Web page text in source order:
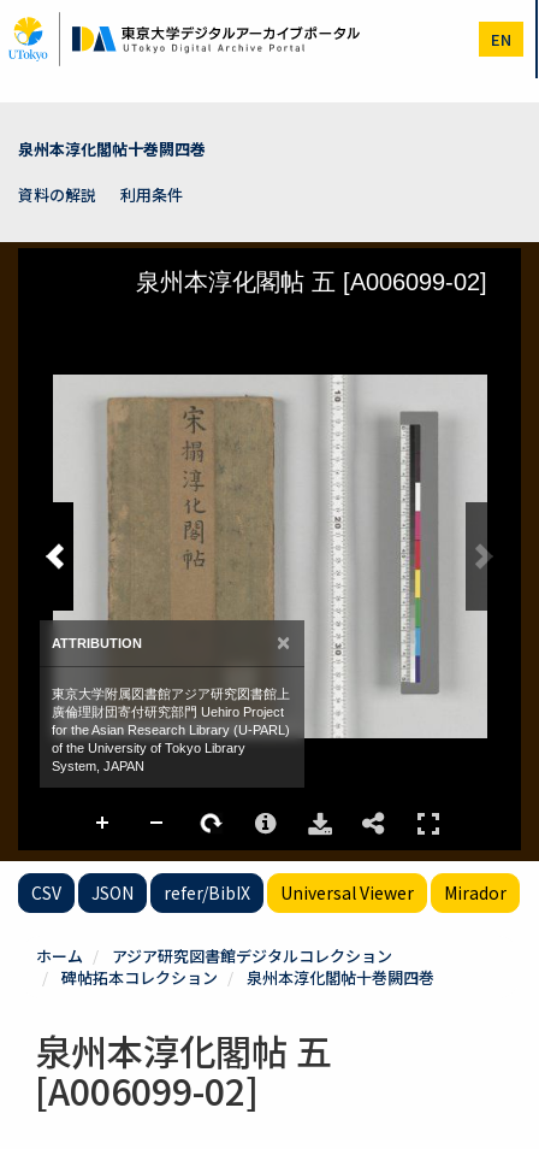
イ
ン
EN
泉州本淳化閣帖十巻闕四巻
資料の解説
利用条件
CSV JSON refer/BibIX Universal Viewer Mirador
ホーム
アジア研究図書館デジタルコレクション
碑帖拓本コレクション
泉州本淳化閣帖十巻闕四巻
泉州本淳化閣帖 五
[A006099-02]